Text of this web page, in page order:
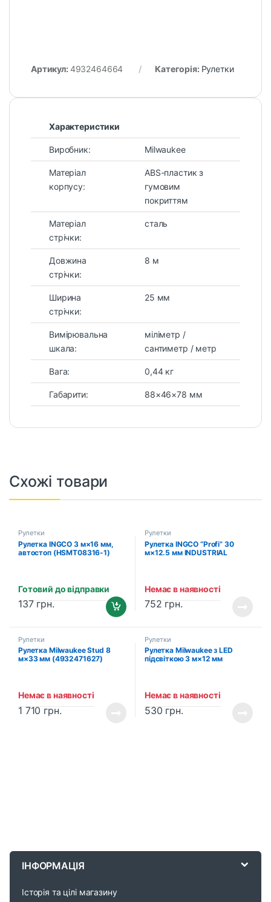
Артикул: 4932464664 Категорія: Рулетки
Характеристики
Виробник: Milwaukee
Матеріал
корпусу:
ABS-пластик з
гумовим
покриттям
Матеріал
стрічки:
сталь
Довжина
стрічки:
8 м
Ширина
стрічки:
25 мм
Вимірювальна
шкала:
міліметр /
сантиметр / метр
Вага: 0,44 кг
Габарити: 88×46×78 мм
Схожі товари
Рулетки
Рулетка INGCO 3 м×16 мм,
автостоп (HSMT08316-1)
Готовий до відправки
137 грн.
Рулетки
Рулетка INGCO “Profi” 30
м×12.5 мм INDUSTRIAL
Немає в наявності
752 грн.
Рулетки
Рулетка Milwaukee Stud 8
м×33 мм (4932471627)
Немає в наявності
1 710 грн.
Рулетки
Рулетка Milwaukee з LED
підсвіткою 3 м×12 мм
Немає в наявності
530 грн.
ІНФОРМАЦІЯ
Історія та цілі магазину